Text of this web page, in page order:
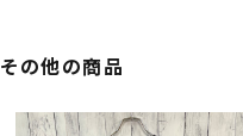
その他の商品